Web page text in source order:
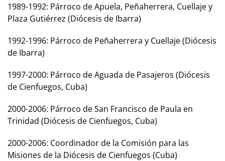
1989-1992: Párroco de Apuela, Peñaherrera, Cuellaje y
Plaza Gutiérrez (Diócesis de Ibarra)
1992-1996: Párroco de Peñaherrera y Cuellaje (Diócesis
de Ibarra)
1997-2000: Párroco de Aguada de Pasajeros (Diócesis
de Cienfuegos, Cuba)
2000-2006: Párroco de San Francisco de Paula en
Trinidad (Diócesis de Cienfuegos, Cuba)
2000-2006: Coordinador de la Comisión para las
Misiones de la Diócesis de Cienfuegos (Cuba)